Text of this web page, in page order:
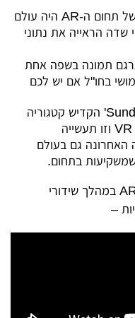
אגב, אחד מגלגוליו הראשונים של תחום ה-AR היה עולם
שדה הראייה את נתוני
תמונה בשפה אחת
בחו"ל אם יש לכם
עולם הקולנוע: פסטיבל 'Sundance' הקדיש קטגוריה
נפרדת בשנה האחרונה לסרטי VR וזו תעשייה
גם בעולם
שמשקיעות בתחום.
דוגמא עדכנית לשימוש בטכנולוגיית AR במהלך שידורי
–